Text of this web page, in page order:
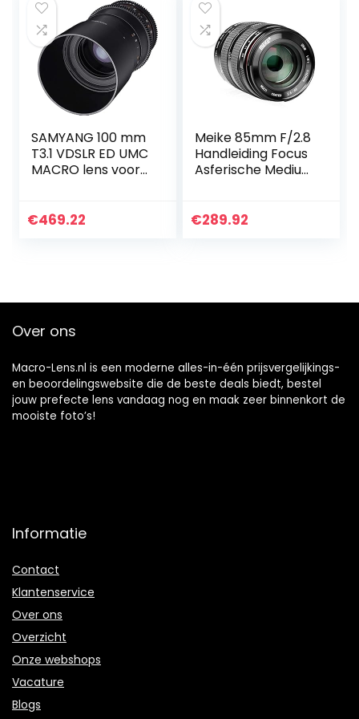
SAMYANG 100 mm
T3.1 VDSLR ED UMC
MACRO lens voor
€469.22
Meike 85mm F/2.8
Handleiding Focus
Asferische Medium
Prime Macro Lens
€289.92
Over ons
Macro-Lens.nl is een moderne alles-in-één prijsvergelijkings-
en beoordelingswebsite die de beste deals biedt, bestel
jouw prefecte lens vandaag nog en maak zeer binnenkort de
mooiste foto’s!
Informatie
Contact
Klantenservice
Over ons
Overzicht
Onze webshops
Vacature
Blogs